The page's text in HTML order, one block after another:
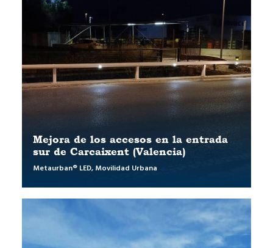
Mejora de los accesos en la entrada
sur de Carcaixent (Valencia)
Metaurban® LED, Movilidad Urbana